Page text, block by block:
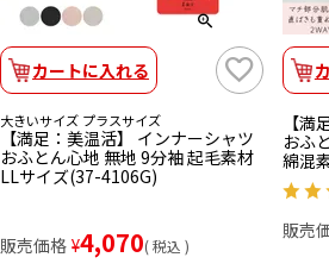
カートに入れる
大きいサイズ プラスサイズ
【満足：美温活】 インナーシャツ
おふとん心地 無地 9分袖 起毛素材
LLサイズ(37-4106G)
販売価格 ¥4,070 税込
【
おふ
綿混
販売